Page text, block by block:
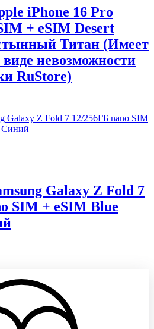
iPhone 16 Pro
+ eSIM Desert
Титан (Имеет
виде невозможности
RuStore)
Galaxy Z Fold 7
SIM + eSIM Blue